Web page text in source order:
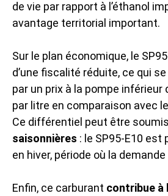
de vie par rapport à l’éthanol
avantage territorial important.
Sur le plan économique, le
d’une fiscalité réduite, ce qui
par un prix à la pompe inférieur
par litre en comparaison avec
Ce différentiel peut être
saisonnières : le SP95-E10
en hiver, période où la
Enfin, ce carburant contribue à